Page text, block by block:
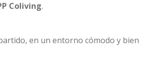
Coliving.
en un entorno cómodo y bien